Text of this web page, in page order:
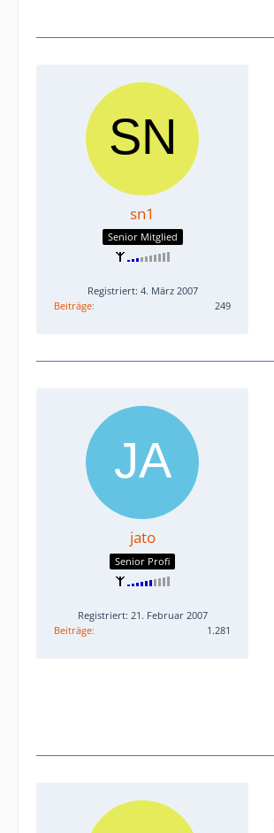
sn1
Senior Mitglied
Registriert: 4. März 2007
Beiträge
249
jato
Senior Profi
Registriert: 21. Februar 2007
Beiträge
1.281